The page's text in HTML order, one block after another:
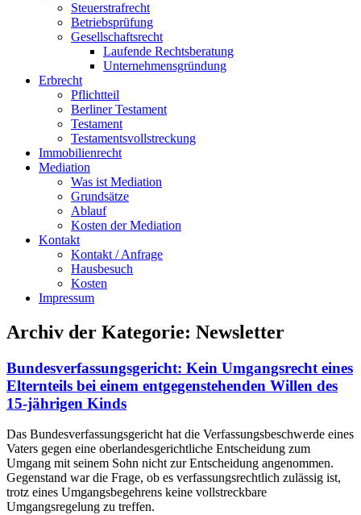
Steuerstrafrecht
Betriebsprüfung
Gesellschaftsrecht
Laufende Rechtsberatung
Unternehmensgründung
Erbrecht
Pflichtteil
Berliner Testament
Testament
Testamentsvollstreckung
Immobilienrecht
Mediation
Was ist Mediation
Grundsätze
Ablauf
Kosten der Mediation
Kontakt
Kontakt / Anfrage
Hausbesuch
Kosten
Impressum
Archiv der Kategorie: Newsletter
Bundesverfassungsgericht: Kein Umgangsrecht eines
Elternteils bei einem entgegenstehenden Willen des
15-jährigen Kinds
Das Bundesverfassungsgericht hat die Verfassungsbeschwerde eines
Vaters gegen eine oberlandesgerichtliche Entscheidung zum
Umgang mit seinem Sohn nicht zur Entscheidung angenommen.
Gegenstand war die Frage, ob es verfassungsrechtlich zulässig ist,
trotz eines Umgangsbegehrens keine vollstreckbare
Umgangsregelung zu treffen.